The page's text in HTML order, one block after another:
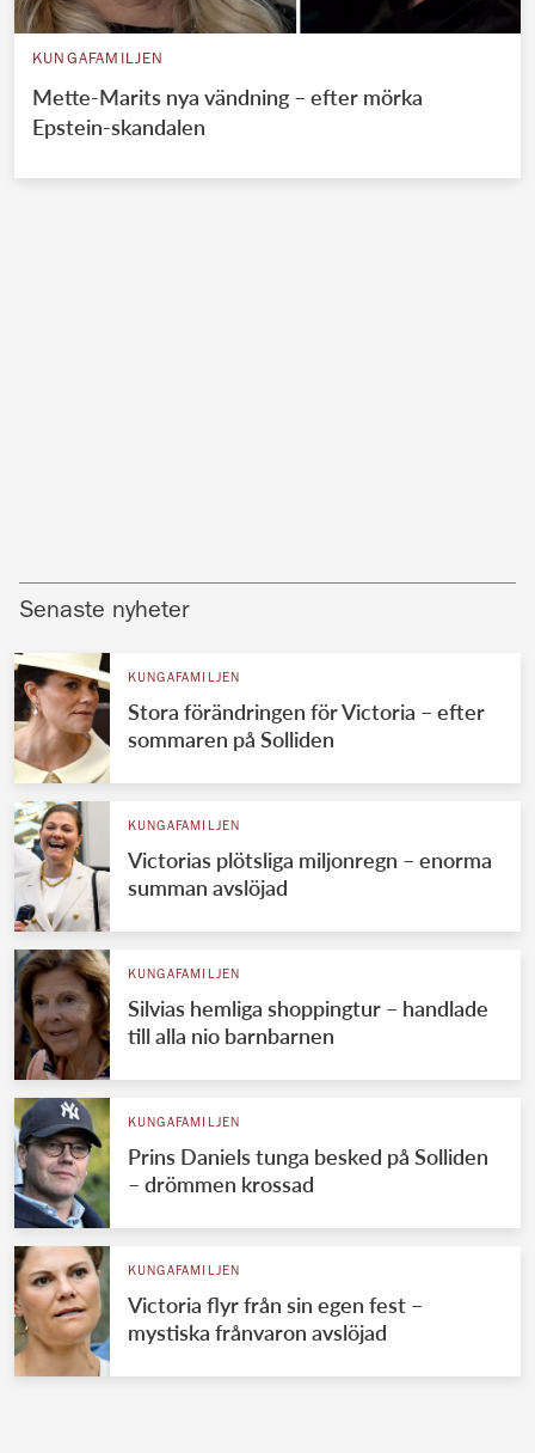
KUNGAFAMILJEN
Mette-Marits nya vändning – efter mörka
Epstein-skandalen
Senaste nyheter
KUNGAFAMILJEN
Stora förändringen för Victoria – efter
sommaren på Solliden
KUNGAFAMILJEN
Victorias plötsliga miljonregn – enorma
summan avslöjad
KUNGAFAMILJEN
Silvias hemliga shoppingtur – handlade
till alla nio barnbarnen
KUNGAFAMILJEN
Prins Daniels tunga besked på Solliden
– drömmen krossad
KUNGAFAMILJEN
Victoria flyr från sin egen fest –
mystiska frånvaron avslöjad